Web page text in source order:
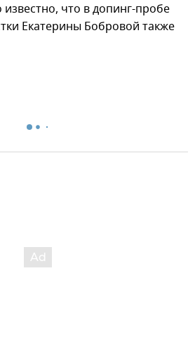
известно, что в допинг-пробе
Екатерины Бобровой также